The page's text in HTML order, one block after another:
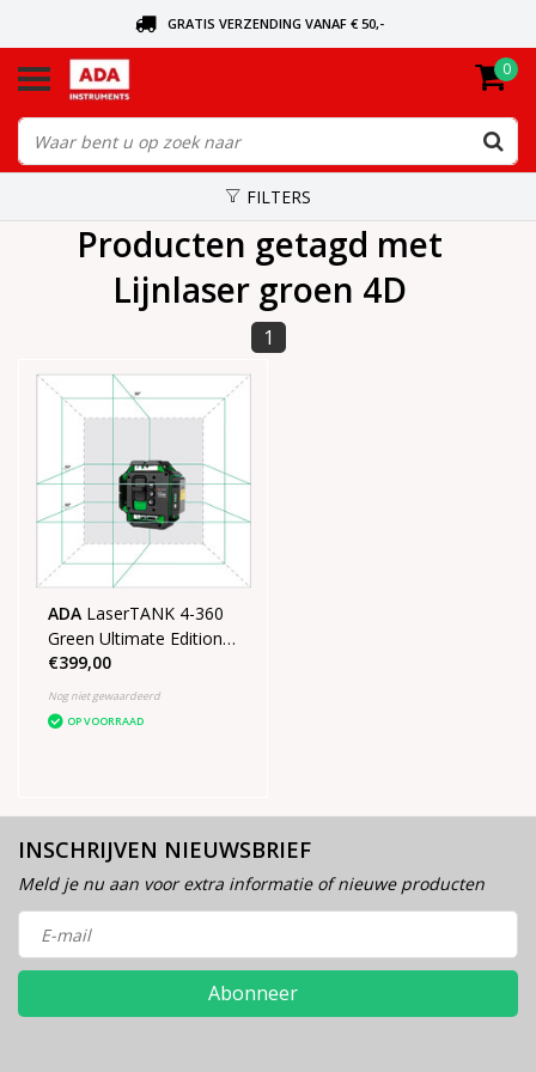
GRATIS VERZENDING VANAF € 50,-
VANDAAG BESTELD, VANDAAG VERZONDEN
0
FILTERS
Producten getagd met
Lijnlaser groen 4D
1
ADA LaserTANK 4-360
Green Ultimate Edition
4D laser in koffer met
statief
€399,00
Nog niet gewaardeerd
OP VOORRAAD
INSCHRIJVEN NIEUWSBRIEF
Meld je nu aan voor extra informatie of nieuwe producten
Abonneer